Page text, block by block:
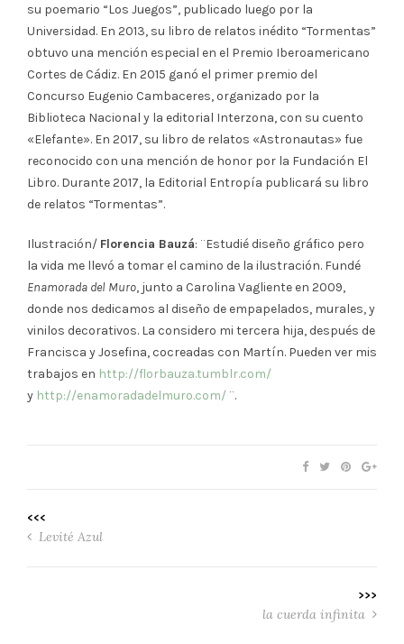
su poemario “Los Juegos”, publicado luego por la
Universidad. En 2013, su libro de relatos inédito “Tormentas”
obtuvo una mención especial en el Premio Iberoamericano
Cortes de Cádiz. En 2015 ganó el primer premio del
Concurso Eugenio Cambaceres, organizado por la
Biblioteca Nacional y la editorial Interzona, con su cuento
«Elefante». En 2017, su libro de relatos «Astronautas» fue
reconocido con una mención de honor por la Fundación El
Libro. Durante 2017, la Editorial Entropía publicará su libro
de relatos “Tormentas”.
Ilustración/ Florencia Bauzá: ¨Estudié diseño gráfico pero
la vida me llevó a tomar el camino de la ilustración. Fundé
Enamorada del Muro, junto a Carolina Vagliente en 2009,
donde nos dedicamos al diseño de empapelados, murales, y
vinilos decorativos. La considero mi tercera hija, después de
Francisca y Josefina, cocreadas con Martín. Pueden ver mis
trabajos en http://florbauza.tumblr.com/
y http://enamoradadelmuro.com/ ¨.
<<<
Levité Azul
>>>
la cuerda infinita